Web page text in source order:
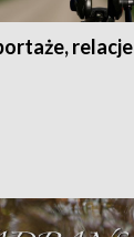
relacje